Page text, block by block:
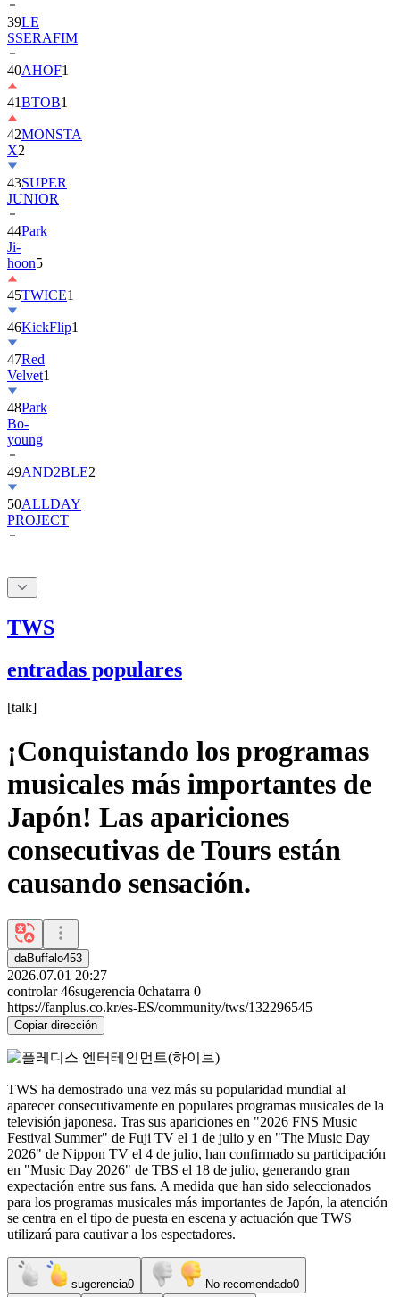
39LE
SSERAFIM
40AHOF1
41BTOB1
42MONSTA
X2
43SUPER
JUNIOR
44Park
Ji-
hoon5
45TWICE1
46KickFlip1
47Red
Velvet1
48Park
Bo-
young
49AND2BLE2
50ALLDAY
PROJECT
TWS
entradas populares
[talk]
¡Conquistando los programas
musicales más importantes de
Japón! Las apariciones
consecutivas de Tours están
causando sensación.
daBuffalo453
2026.07.01 20:27
controlar 46sugerencia 0chatarra 0
https://fanplus.co.kr/es-ES/community/tws/132296545
Copiar dirección
TWS ha demostrado una vez más su popularidad mundial al
aparecer consecutivamente en populares programas musicales de la
televisión japonesa. Tras sus apariciones en "2026 FNS Music
Festival Summer" de Fuji TV el 1 de julio y en "The Music Day
2026" de Nippon TV el 4 de julio, han confirmado su participación
en "Music Day 2026" de TBS el 18 de julio, generando gran
expectación entre sus fans. A medida que han sido seleccionados
para los programas musicales más importantes de Japón, la atención
se centra en el tipo de puesta en escena y actuación que TWS
utilizará para cautivar a los espectadores.
sugerencia0 No recomendado0